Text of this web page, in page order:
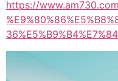
https://